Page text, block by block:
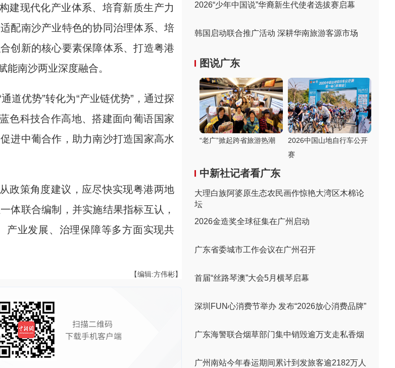
现代化产业体系、培育新质生产力
配南沙产业特色的协同治理体系、培
创新的核心要素保障体系、打造粤港
南沙两业深度融合。
优势”转化为“产业链优势”，通过探
色科技合作高地、搭建面向葡语国家
进中葡合作，助力南沙打造国家高水
策角度建议，应尽快实现粤港两地
体联合编制，并实施结果指标互认，
产业发展、治理保障等多方面实现共
【编辑:方伟彬】
2026“少年中国说”华裔新生代使者选拔赛启幕
韩国启动联合推广活动 深耕华南旅游客源市场
图说广东
“老广”掀起跨省旅游热潮
2026中国山地自行车公开
赛
中新社记者看广东
大理白族阿婆原生态农民画作惊艳大湾区木棉论
坛
2026金造奖全球征集在广州启动
广东省委城市工作会议在广州召开
首届“丝路琴澳”大会5月横琴启幕
深圳FUN心消费节举办 发布“2026放心消费品牌”
广东海警联合烟草部门集中销毁逾万支走私香烟
广州南站今年春运期间累计到发旅客逾2182万人